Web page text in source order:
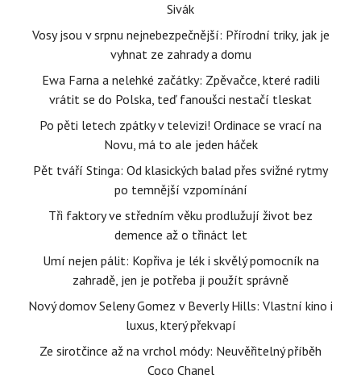
Sivák
Vosy jsou v srpnu nejnebezpečnější: Přírodní triky, jak je
vyhnat ze zahrady a domu
Ewa Farna a nelehké začátky: Zpěvačce, které radili
vrátit se do Polska, teď fanoušci nestačí tleskat
Po pěti letech zpátky v televizi! Ordinace se vrací na
Novu, má to ale jeden háček
Pět tváří Stinga: Od klasických balad přes svižné rytmy
po temnější vzpomínání
Tři faktory ve středním věku prodlužují život bez
demence až o třináct let
Umí nejen pálit: Kopřiva je lék i skvělý pomocník na
zahradě, jen je potřeba ji použít správně
Nový domov Seleny Gomez v Beverly Hills: Vlastní kino i
luxus, který překvapí
Ze sirotčince až na vrchol módy: Neuvěřitelný příběh
Coco Chanel